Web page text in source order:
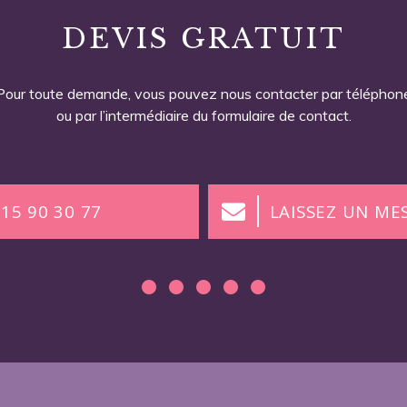
DEVIS GRATUIT
toute demande, vous pouvez nous contacter par
ou par l’intermédiaire du formulaire de contact.
90 30 77 LAISSEZ UN